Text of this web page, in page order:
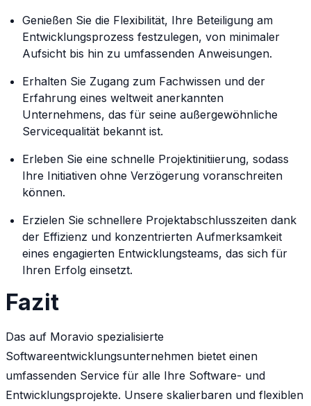
Genießen Sie die Flexibilität, Ihre Beteiligung am
Entwicklungsprozess festzulegen, von minimaler
Aufsicht bis hin zu umfassenden Anweisungen.
Erhalten Sie Zugang zum Fachwissen und der
Erfahrung eines weltweit anerkannten
Unternehmens, das für seine außergewöhnliche
Servicequalität bekannt ist.
Erleben Sie eine schnelle Projektinitiierung, sodass
Ihre Initiativen ohne Verzögerung voranschreiten
können.
Erzielen Sie schnellere Projektabschlusszeiten dank
der Effizienz und konzentrierten Aufmerksamkeit
eines engagierten Entwicklungsteams, das sich für
Ihren Erfolg einsetzt.
Fazit
Das auf Moravio spezialisierte
Softwareentwicklungsunternehmen bietet einen
umfassenden Service für alle Ihre Software- und
Entwicklungsprojekte. Unsere skalierbaren und flexiblen